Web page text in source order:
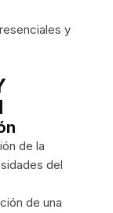
y
de la
del
de una